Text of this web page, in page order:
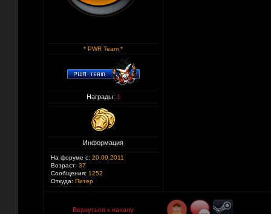
* PWR Team *
Награды: 1
Информация
На форуме с: 20.09.2011
Возраст: 37
Сообщения: 1252
Откуда: Питер
Вернуться к началу